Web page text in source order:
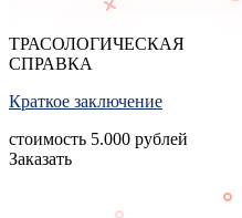
ТРАСОЛОГИЧЕСКАЯ
СПРАВКА
Краткое заключение
стоимость 5.000 рублей
Заказать